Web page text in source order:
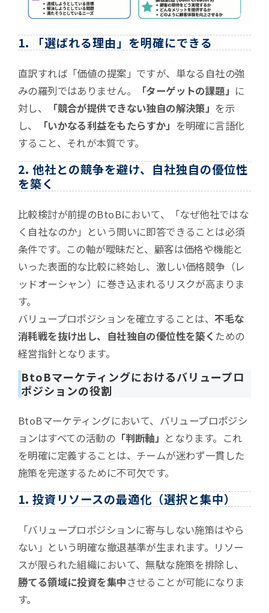
1. 「選ばれる理由」を明確にできる
直訳すれば「価値の提案」ですが、単なる自社の強
みの羅列ではありません。
「ターゲットの課題」 に
対し、
「競合が提供できない独自の解決策」 を示
し、
「いかなる利益をもたらすか」 を明確に言語化
すること、それが本質です。
2. 他社との競争を避け、自社独自の優位性
を築く
比較検討が前提のBtoBにおいて、「なぜ他社ではな
く自社なのか」という問いに即答できることは必須
条件です。この軸が曖昧だと、顧客は価格や機能と
いった表面的な比較に終始し、激しい価格競争（レ
ッドオーシャン）に巻き込まれるリスクが高まりま
す。
バリュープロポジションを確立することは、不毛な
消耗戦を抜け出し、自社独自の優位性を築くための
経営指針となります。
BtoBマーケティングにおけるバリュープロ
ポジションの役割
BtoBマーケティングにおいて、バリュープロポジシ
ョンはすべての活動の 「判断軸」 となります。これ
を明確に定義することは、チームが迷わず一貫した
施策を完遂するために不可欠です。
1. 投資リソースの最適化（選択と集中）
「バリュープロポジションに寄与しない施策はやら
ない」という明確な撤退基準が生まれます。リソー
スが限られた組織において、無駄な施策を排除し、
勝てる領域に投資を集中させることが可能になりま
す。